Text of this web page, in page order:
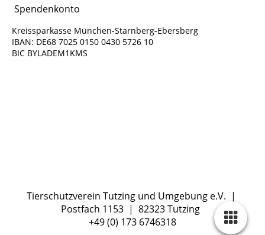
Spendenkonto
Kreissparkasse München-Starnberg-Ebersberg
IBAN: DE68 7025 0150 0430 5726 10
BIC BYLADEM1KMS
Tierschutzverein Tutzing und Umgebung e.V. |
Postfach 1153 | 82323 Tutzing
+49 (0) 173 6746318